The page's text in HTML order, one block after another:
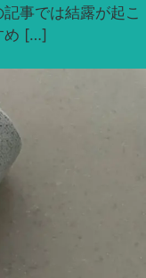
事では結露が起こ
め […]